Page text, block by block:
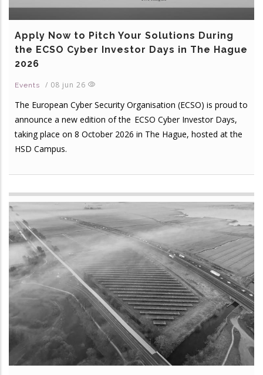
Apply Now to Pitch Your Solutions During
the ECSO Cyber Investor Days in The Hague
2026
Events / 08 jun 26
The European Cyber Security Organisation (ECSO) is proud to
announce a new edition of the ECSO Cyber Investor Days,
taking place on 8 October 2026 in The Hague, hosted at the
HSD Campus.